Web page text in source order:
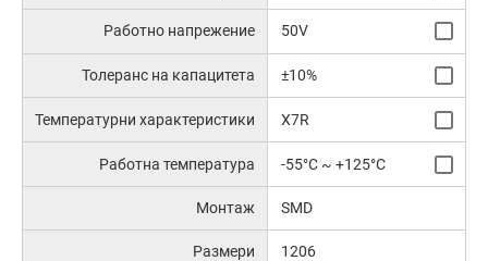
Работно напрежение 50V
Толеранс на капацитета ±10%
Температурни характеристики X7R
Работна температура -55°C ~ +125°C
Монтаж SMD
Размери 1206